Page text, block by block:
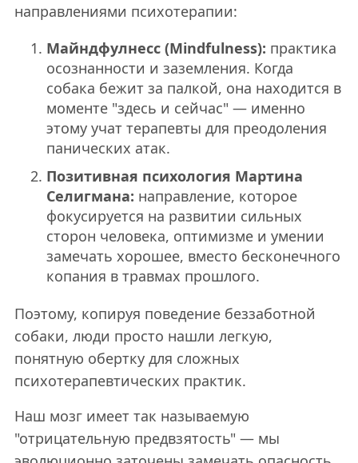
направлениями психотерапии:
Майндфулнесс (Mindfulness): практика
осознанности и заземления. Когда
собака бежит за палкой, она находится в
моменте "здесь и сейчас" — именно
этому учат терапевты для преодоления
панических атак.
Позитивная психология Мартина
Селигмана: направление, которое
фокусируется на развитии сильных
сторон человека, оптимизме и умении
замечать хорошее, вместо бесконечного
копания в травмах прошлого.
Поэтому, копируя поведение беззаботной
собаки, люди просто нашли легкую,
понятную обертку для сложных
психотерапевтических практик.
Наш мозг имеет так называемую
"отрицательную предвзятость" — мы